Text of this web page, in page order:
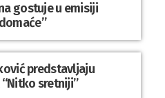
gostuje u emisiji
predstavljaju
sretniji”